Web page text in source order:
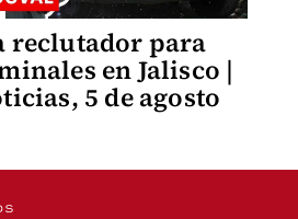
reclutador para
en Jalisco |
5 de agosto